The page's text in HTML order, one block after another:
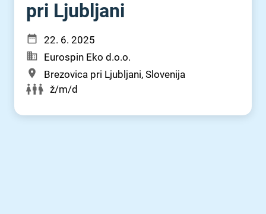
pri Ljubljani
22. 6. 2025
Eurospin Eko d.o.o.
Brezovica pri Ljubljani, Slovenija
ž/m/d